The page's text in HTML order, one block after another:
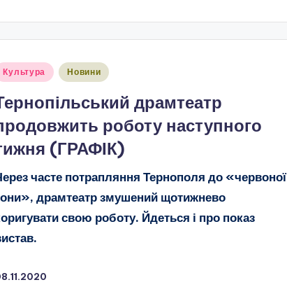
Культура Новини
драмтеатр
роботу наступного
(ГРАФІК)
часте потрапляння Тернополя до «червоної
драмтеатр змушений щотижнево
свою роботу. Йдеться і про показ